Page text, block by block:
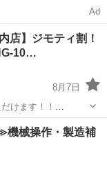
Ad
店】ジモティ割！
10…
8月7日
けます！！
https://jmty.jp/profiles/639922827fb74d2e84221f68/articles ...
械操作・製造補